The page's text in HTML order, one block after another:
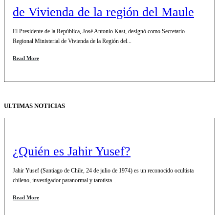
de Vivienda de la región del Maule
El Presidente de la República, José Antonio Kast, designó como Secretario
Regional Ministerial de Vivienda de la Región del...
Read More
ULTIMAS NOTICIAS
¿Quién es Jahir Yusef?
Jahir Yusef (Santiago de Chile, 24 de julio de 1974) es un reconocido ocultista
chileno, investigador paranormal y tarotista...
Read More